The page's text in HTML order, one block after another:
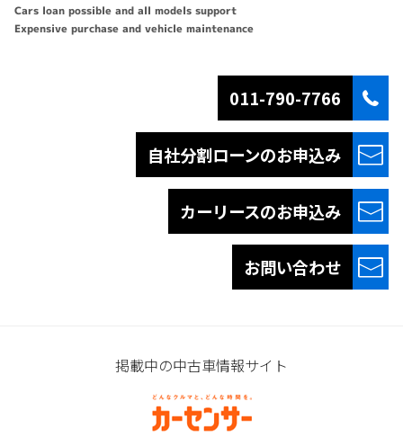
Cars loan possible and all models support
Expensive purchase and vehicle maintenance
011-790-7766
自社分割ローンのお申込み
カーリースのお申込み
お問い合わせ
掲載中の中古車情報サイト